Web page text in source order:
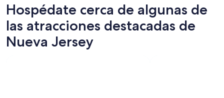
Hospédate cerca de algunas de
las atracciones destacadas de
Nueva Jersey